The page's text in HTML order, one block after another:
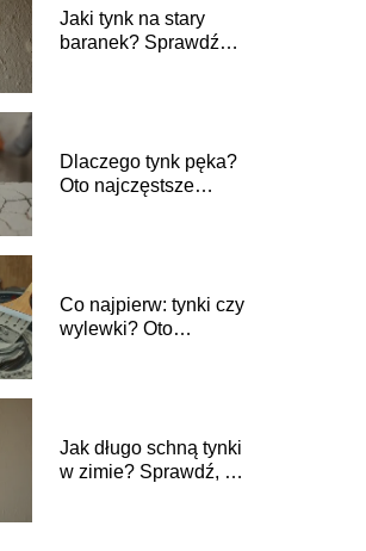
Jaki tynk na stary
baranek? Sprawdź
Dlaczego tynk pęka?
Oto najczęstsze
Co najpierw: tynki czy
wylewki? Oto
Jak długo schną tynki
w zimie? Sprawdź, co